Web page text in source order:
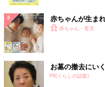
と気になる人も少なくないで
うがいいんでしょうか。
北川 そうですね、いろいろ
広がるので、いろんな経験が
肢が広がると思います。
たとえばサッカークラブに通
具で遊ぶのもいいと思います
赤ちゃんが生ま
赤ちゃん・育児
お墓の撤去にい
PR(くらしの話題)